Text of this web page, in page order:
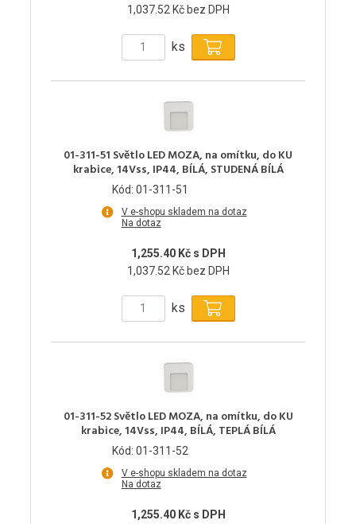
1,037.52 Kč bez DPH
ks
01-311-51 Světlo LED MOZA, na omítku, do KU
krabice, 14Vss, IP44, BÍLÁ, STUDENÁ BÍLÁ
Kód: 01-311-51
V e-shopu skladem na dotaz
Na dotaz
1,255.40 Kč s DPH
1,037.52 Kč bez DPH
ks
01-311-52 Světlo LED MOZA, na omítku, do KU
krabice, 14Vss, IP44, BÍLÁ, TEPLÁ BÍLÁ
Kód: 01-311-52
V e-shopu skladem na dotaz
Na dotaz
1,255.40 Kč s DPH